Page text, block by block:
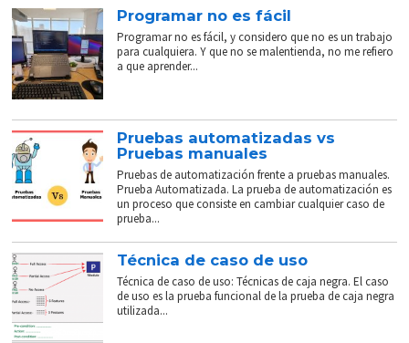
Programar no es fácil
Programar no es fácil, y considero que no es un trabajo
para cualquiera. Y que no se malentienda, no me refiero
a que aprender...
Pruebas automatizadas vs
Pruebas manuales
Pruebas de automatización frente a pruebas manuales.
Prueba Automatizada. La prueba de automatización es
un proceso que consiste en cambiar cualquier caso de
prueba...
Técnica de caso de uso
Técnica de caso de uso: Técnicas de caja negra. El caso
de uso es la prueba funcional de la prueba de caja negra
utilizada...